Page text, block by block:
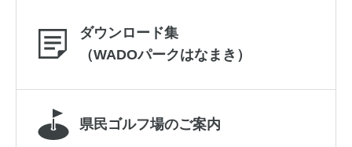
ダウンロード集
（WADOパークはなまき）
県民ゴルフ場のご案内